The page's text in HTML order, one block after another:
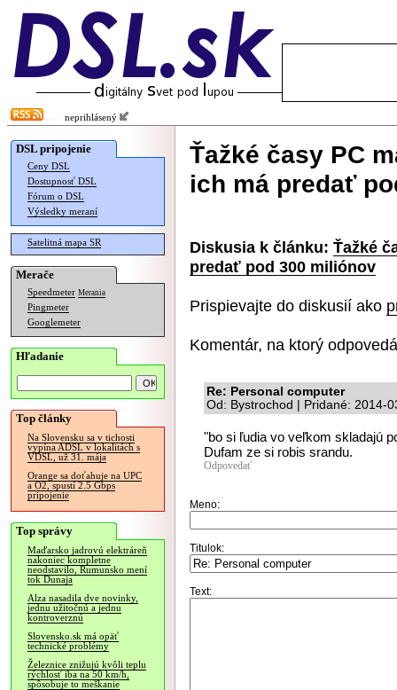
neprihlásený
DSL pripojenie
Ceny DSL
Dostupnosť DSL
Fórum o DSL
Výsledky meraní
Satelitná mapa SR
Merače
Speedmeter Merania
Pingmeter
Googlemeter
Hľadanie
Top články
Na Slovensku sa v tichosti
vypína ADSL v lokalitách s
VDSL, už 31. mája
Orange sa doťahuje na UPC
a O2, spustí 2.5 Gbps
pripojenie
Top správy
Maďarsko jadrovú elektráreň
nakoniec kompletne
neodstavilo, Rumunsko mení
tok Dunaja
Alza nasadila dve novinky,
jednu užitočnú a jednu
kontroverznú
Slovensko.sk má opäť
technické problémy
Železnice znižujú kvôli teplu
rýchlosť iba na 50 km/h,
spôsobuje to meškanie
Ťažké časy PC
ich má predať
Diskusia k článku: Ťažké
predať pod 300 miliónov
Prispievajte do diskusií ako
Komentár, na ktorý
Re: Personal computer
Od: Bystrochod | Pridané: 2014-
"bo si ľudia vo veľkom skladajú
Dufam ze si robis srandu.
Odpovedať
Meno:
Titulok:
Text: